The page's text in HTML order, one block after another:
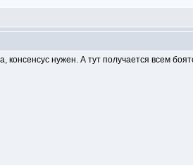
нужен. А тут получается всем